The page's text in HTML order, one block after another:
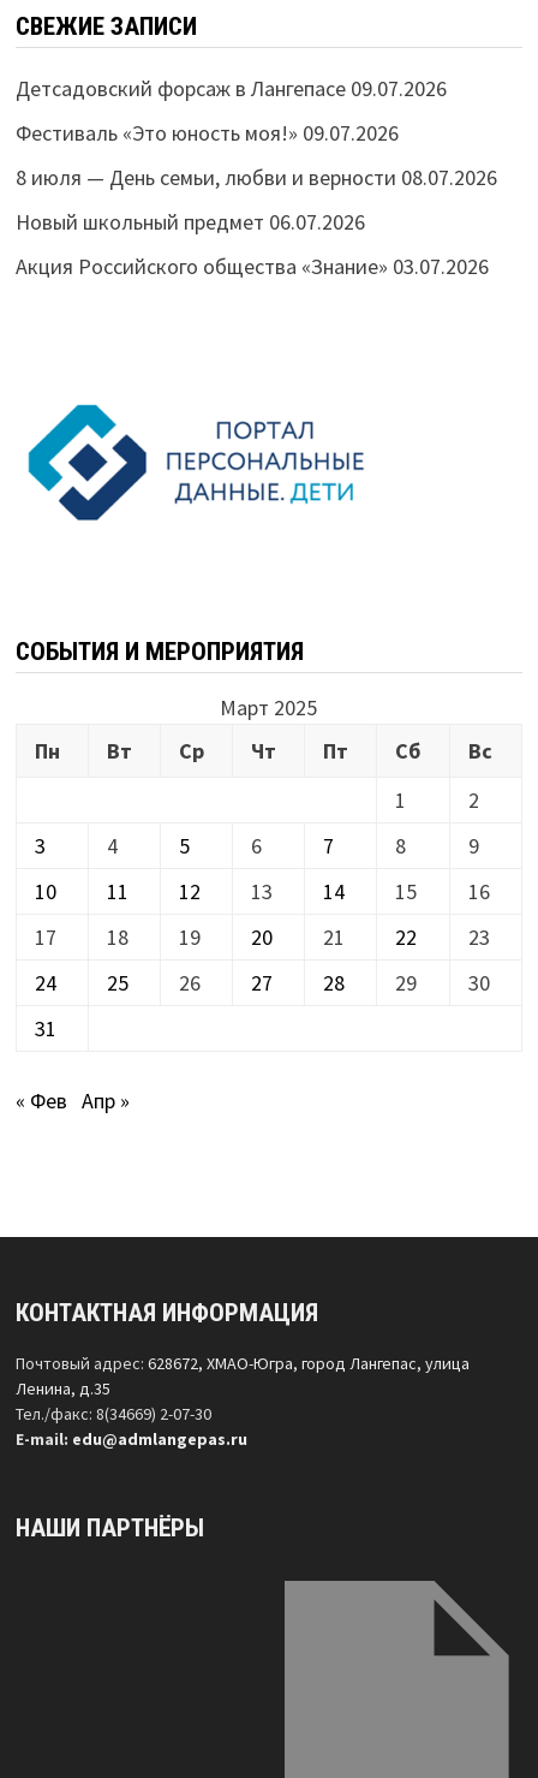
СВЕЖИЕ ЗАПИСИ
Детсадовский форсаж в Лангепасе 09.07.2026
Фестиваль «Это юность моя!» 09.07.2026
8 июля — День семьи, любви и верности 08.07.2026
Новый школьный предмет 06.07.2026
Акция Российского общества «Знание» 03.07.2026
СОБЫТИЯ И МЕРОПРИЯТИЯ
Март 2025
Пн
Вт Ср Чт Пт Сб
Вс
1
2
3
4 5 6 7 8
9
10
11 12 13 14 15
16
17
18 19 20 21 22
23
24
25 26 27 28 29
30
31
« Фев Апр »
КОНТАКТНАЯ ИНФОРМАЦИЯ
Почтовый адрес: 628672, ХМАО-Югра, город Лангепас, улица
Ленина, д.35
Тел./факс: 8(34669) 2-07-30
Е-mail: edu@admlangepas.ru
НАШИ ПАРТНЁРЫ